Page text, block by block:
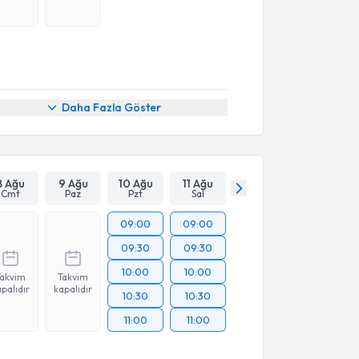
Daha Fazla Göster
Ağu
Cmt
9 Ağu
Paz
10 Ağu
Pzt
11 Ağu
Sal
Takvim
kapalıdır
09:00
09:30
10:00
10:30
11:00
09:00
09:30
10:00
10:30
11:00